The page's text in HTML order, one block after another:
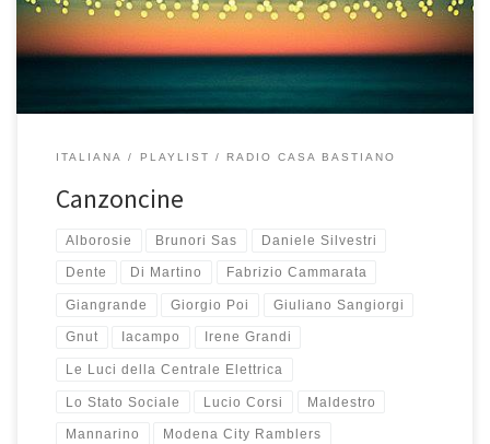
hanno colpito e fatto pensare. “Scrivo una canzoncina […]
ITALIANA PLAYLIST RADIO CASA BASTIANO
Canzoncine
Alborosie Brunori Sas Daniele Silvestri
Dente Di Martino Fabrizio Cammarata
Giangrande Giorgio Poi Giuliano Sangiorgi
Gnut Iacampo Irene Grandi
Le Luci della Centrale Elettrica
Lo Stato Sociale Lucio Corsi Maldestro
Mannarino Modena City Ramblers